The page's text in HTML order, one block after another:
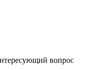
вопрос